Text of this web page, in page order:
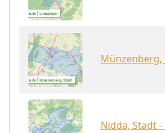
Münzenberg,
Nidda, Stadt -